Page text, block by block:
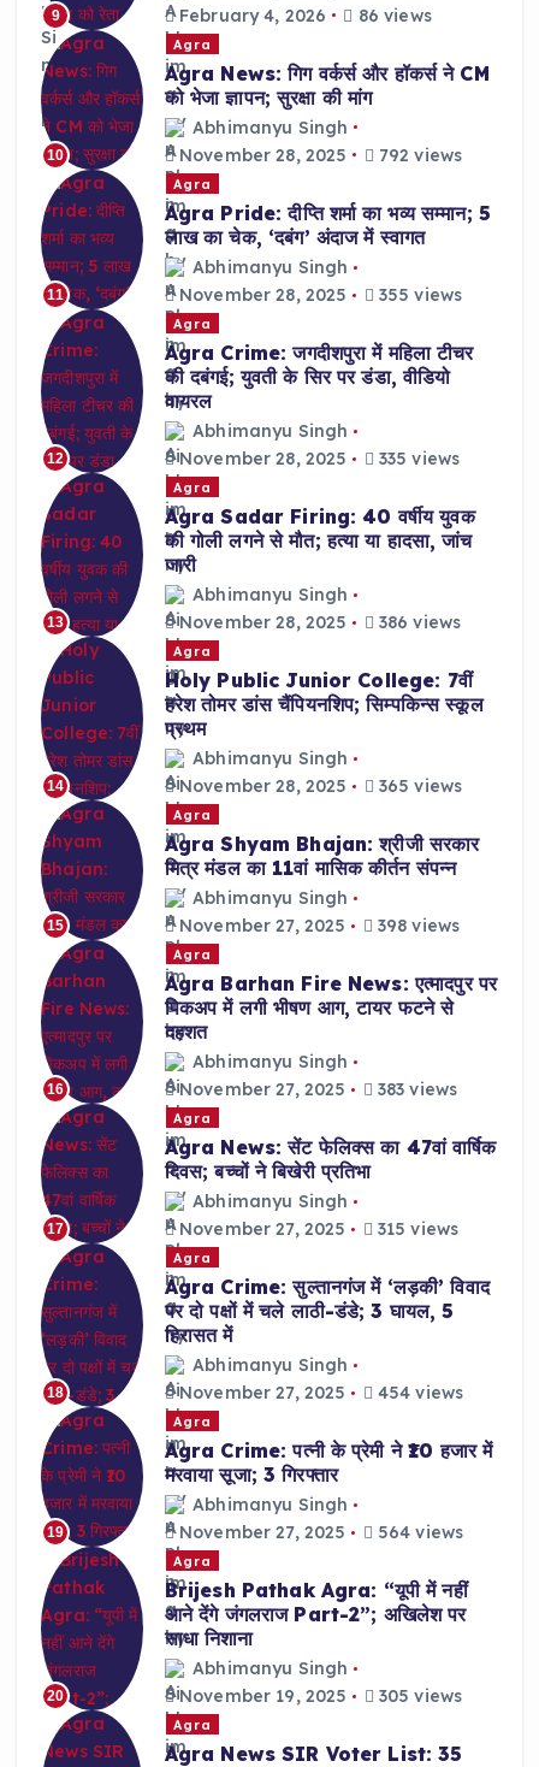
9
February 4, 2026
86 views
10
Agra
Agra News: गिग वर्कर्स और हॉकर्स ने CM
को भेजा ज्ञापन; सुरक्षा की मांग
Abhimanyu Singh
November 28, 2025
792 views
11
Agra
Agra Pride: दीप्ति शर्मा का भव्य सम्मान; 5
लाख का चेक, ‘दबंग’ अंदाज में स्वागत
Abhimanyu Singh
November 28, 2025
355 views
12
Agra
Agra Crime: जगदीशपुरा में महिला टीचर
की दबंगई; युवती के सिर पर डंडा, वीडियो
वायरल
Abhimanyu Singh
November 28, 2025
335 views
13
Agra
Agra Sadar Firing: 40 वर्षीय युवक
की गोली लगने से मौत; हत्या या हादसा, जांच
जारी
Abhimanyu Singh
November 28, 2025
386 views
14
Agra
Holy Public Junior College: 7वीं
हरेश तोमर डांस चैंपियनशिप; सिम्पकिन्स स्कूल
प्रथम
Abhimanyu Singh
November 28, 2025
365 views
15
Agra
Agra Shyam Bhajan: श्रीजी सरकार
मित्र मंडल का 11वां मासिक कीर्तन संपन्न
Abhimanyu Singh
November 27, 2025
398 views
16
Agra
Agra Barhan Fire News: एत्मादपुर पर
पिकअप में लगी भीषण आग, टायर फटने से
दहशत
Abhimanyu Singh
November 27, 2025
383 views
17
Agra
Agra News: सेंट फेलिक्स का 47वां वार्षिक
दिवस; बच्चों ने बिखेरी प्रतिभा
Abhimanyu Singh
November 27, 2025
315 views
18
Agra
Agra Crime: सुल्तानगंज में ‘लड़की’ विवाद
पर दो पक्षों में चले लाठी-डंडे; 3 घायल, 5
हिरासत में
Abhimanyu Singh
November 27, 2025
454 views
19
Agra
Agra Crime: पत्नी के प्रेमी ने ₹10 हजार में
मरवाया सूजा; 3 गिरफ्तार
Abhimanyu Singh
November 27, 2025
564 views
20
Agra
Brijesh Pathak Agra: “यूपी में नहीं
आने देंगे जंगलराज Part-2”; अखिलेश पर
साधा निशाना
Abhimanyu Singh
November 19, 2025
305 views
Agra
Agra News SIR Voter List: 35